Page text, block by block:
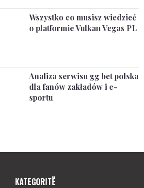
Wszystko co musisz wiedzieć
o platformie Vulkan Vegas PL
Analiza serwisu gg bet polska
dla fanów zakładów i e-
sportu
KATEGORITË